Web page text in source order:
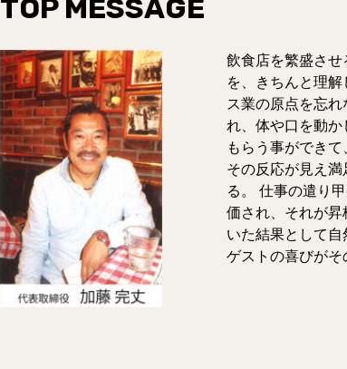
TOP MESSAGE
飲食店を繁盛さ
を、きちんと理
ス業の原点を忘
れ、体や口を動
もらう事ができ
その反応が見え
る。 仕事の遣り
価され、それが
いた結果として自
ゲストの喜びがそ